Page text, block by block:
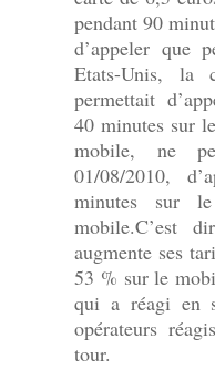
pendant 90
d’appeler que
Etats-Unis,
permettait
40 minutes sur
mobile, ne
01/08/2010,
minutes sur
mobile.C’est
augmente ses
53 % sur le
qui a réagi en
opérateurs
tour.